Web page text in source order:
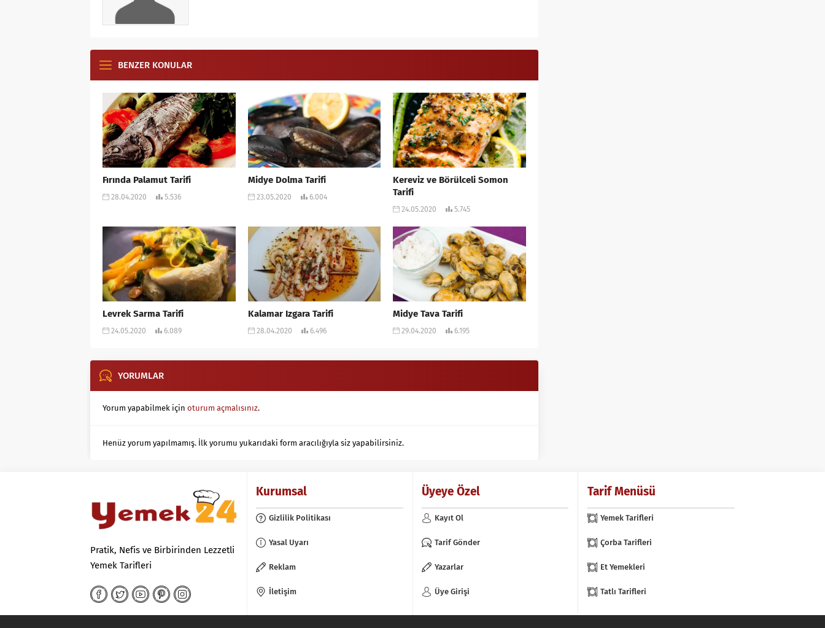
BENZER KONULAR
Fırında Palamut Tarifi
28.04.2020 5.536
Midye Dolma Tarifi
23.05.2020 6.004
Kereviz ve Börülceli Somon
Tarifi
24.05.2020 5.745
Levrek Sarma Tarifi
24.05.2020 6.089
Kalamar Izgara Tarifi
28.04.2020 6.496
Midye Tava Tarifi
29.04.2020 6.195
YORUMLAR
Yorum yapabilmek için oturum açmalısınız.
Henüz yorum yapılmamış. İlk yorumu yukarıdaki form aracılığıyla siz yapabilirsiniz.
Pratik, Nefis ve Birbirinden Lezzetli
Yemek Tarifleri
Kurumsal
Gizlilik Politikası
Yasal Uyarı
Reklam
İletişim
Üyeye Özel
Kayıt Ol
Tarif Gönder
Yazarlar
Üye Girişi
Tarif Menüsü
Yemek Tarifleri
Çorba Tarifleri
Et Yemekleri
Tatlı Tarifleri